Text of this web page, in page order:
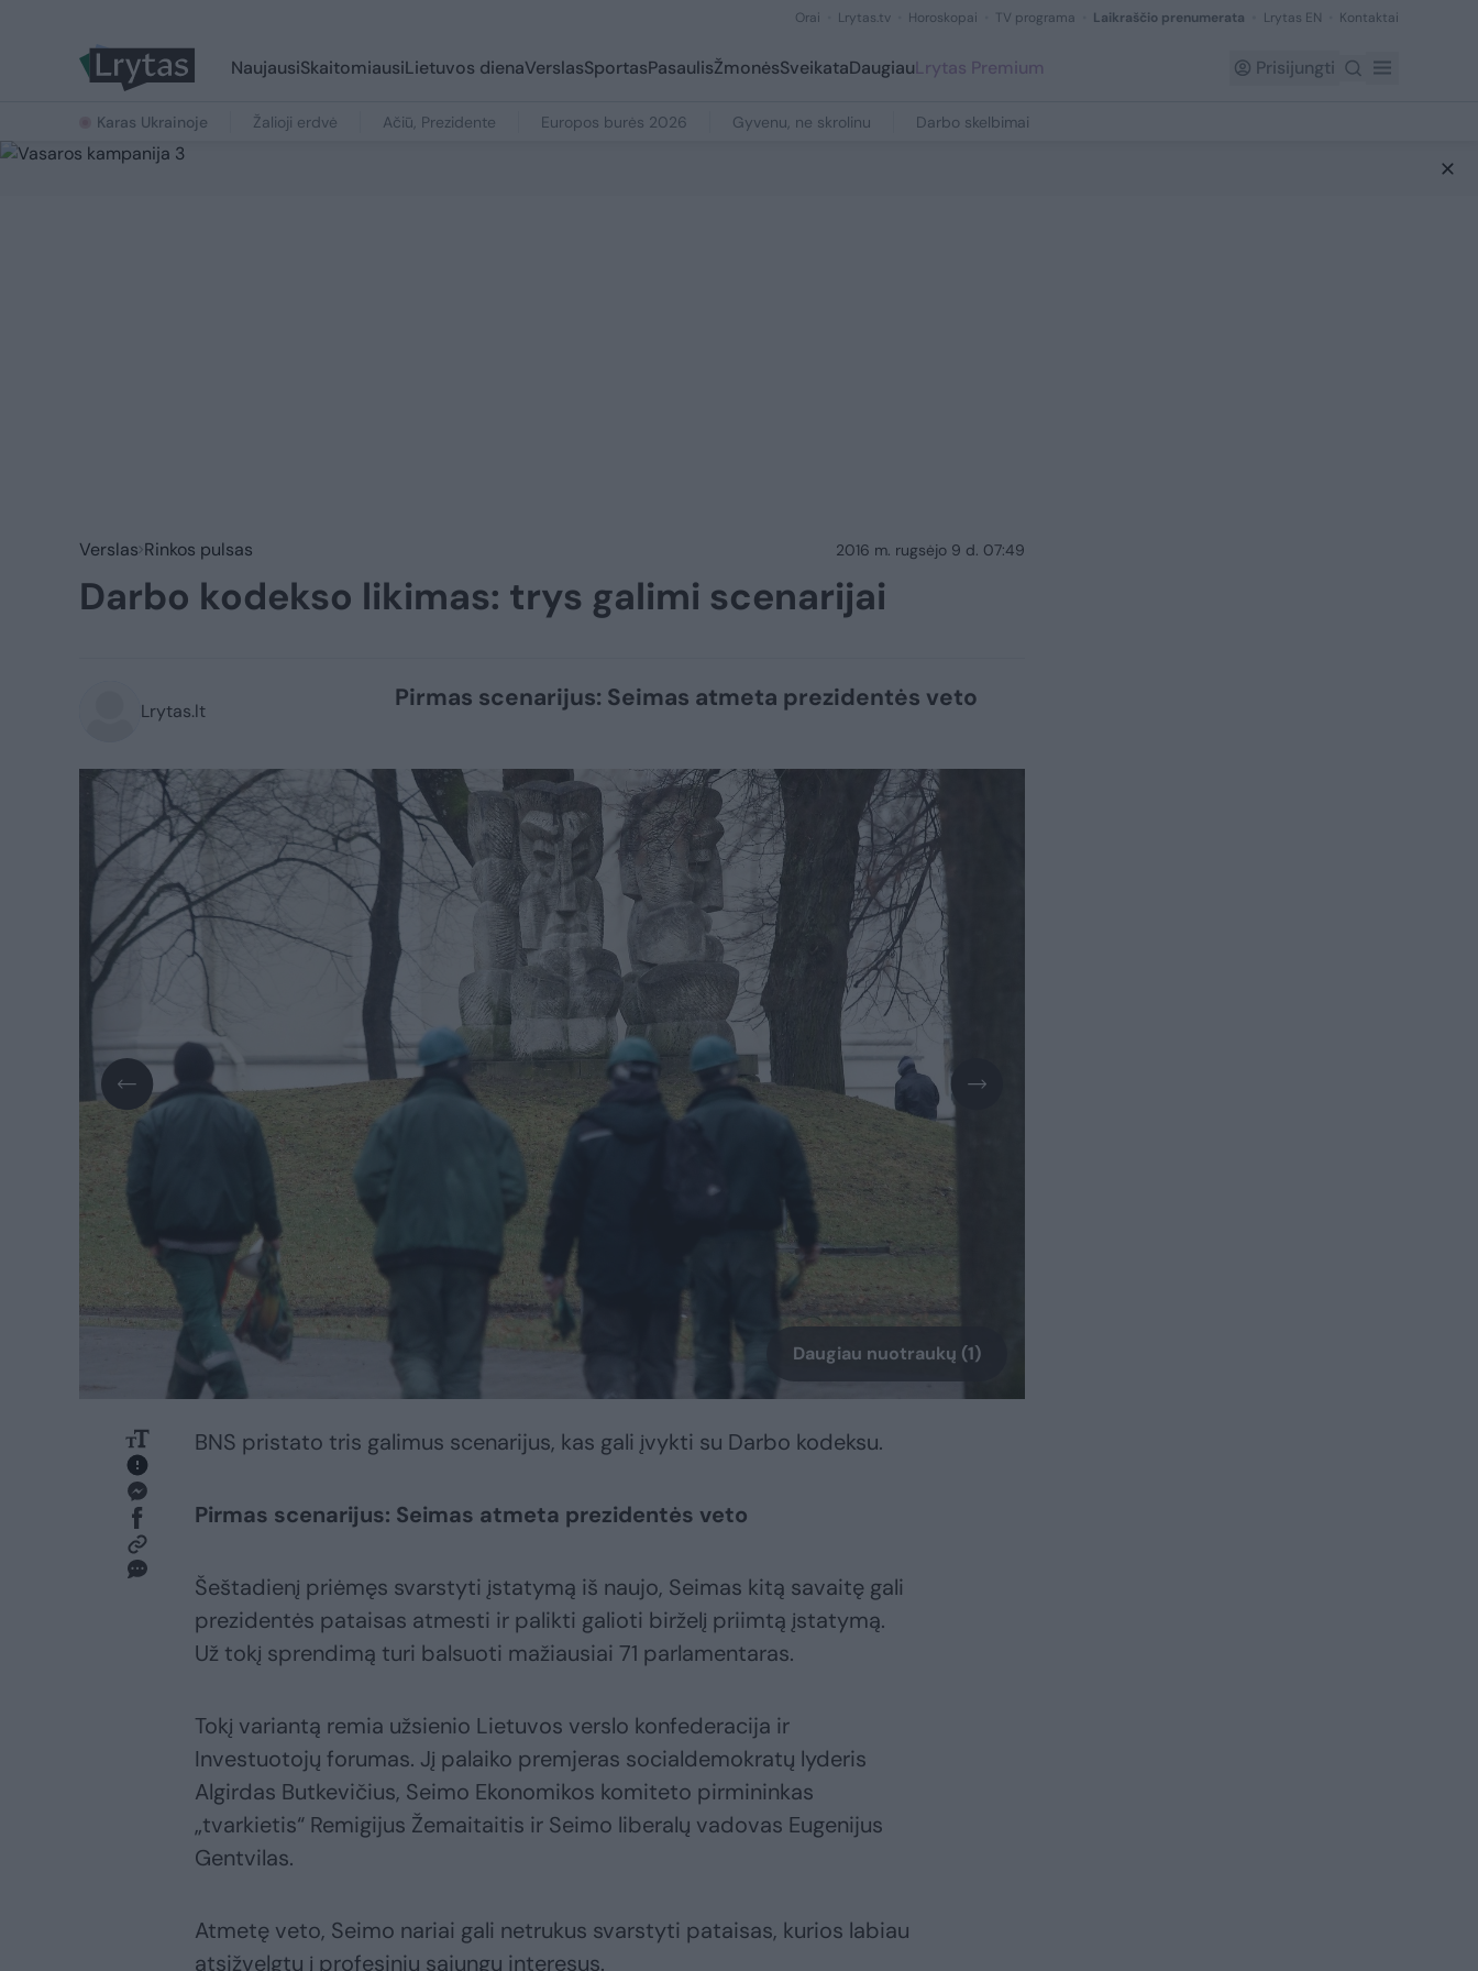
Orai Lrytas.tv Horoskopai TV programa Laikraščio prenumerata Lrytas EN Kontaktai
NaujausiSkaitomiausiLietuvos dienaVerslasSportasPasaulisŽmonėsSveikataDaugiauLrytas Premium Prisijungti
Karas Ukrainoje Žalioji erdvė Ačiū, Prezidente Europos burės 2026 Gyvenu, ne skrolinu Darbo skelbimai
Verslas Rinkos pulsas 2016 m. rugsėjo 9 d. 07:49
Darbo kodekso likimas: trys galimi scenarijai
Lrytas.lt Pirmas scenarijus: Seimas atmeta prezidentės veto
Daugiau nuotraukų (1)
BNS pristato tris galimus scenarijus, kas gali įvykti su Darbo kodeksu.
Pirmas scenarijus: Seimas atmeta prezidentės veto
Šeštadienį priėmęs svarstyti įstatymą iš naujo, Seimas kitą savaitę gali
prezidentės pataisas atmesti ir palikti galioti birželį priimtą įstatymą.
Už tokį sprendimą turi balsuoti mažiausiai 71 parlamentaras.
Tokį variantą remia užsienio Lietuvos verslo konfederacija ir
Investuotojų forumas. Jį palaiko premjeras socialdemokratų lyderis
Algirdas Butkevičius, Seimo Ekonomikos komiteto pirmininkas
„tvarkietis“ Remigijus Žemaitaitis ir Seimo liberalų vadovas Eugenijus
Gentvilas.
Atmetę veto, Seimo nariai gali netrukus svarstyti pataisas, kurios labiau
atsižvelgtų į profesinių sąjungų interesus.